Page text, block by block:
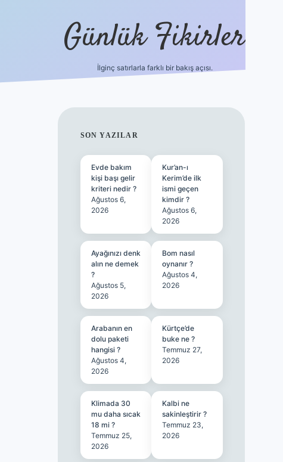
Günlük Fikirler
İlginç satırlarla farklı bir bakış açısı.
SIDEBAR
SON YAZILAR
Evde bakım
kişi başı gelir
kriteri nedir ?
Ağustos 6,
2026
Kur’an-ı
Kerim’de ilk
ismi geçen
kimdir ?
Ağustos 6,
2026
Ayağınızı denk
alın ne demek
?
Ağustos 5,
2026
Bom nasıl
oynanır ?
Ağustos 4,
2026
Arabanın en
dolu paketi
hangisi ?
Ağustos 4,
2026
Kürtçe’de
buke ne ?
Temmuz 27,
2026
Klimada 30
mu daha sıcak
18 mi ?
Temmuz 25,
2026
Kalbi ne
sakinleştirir ?
Temmuz 23,
2026